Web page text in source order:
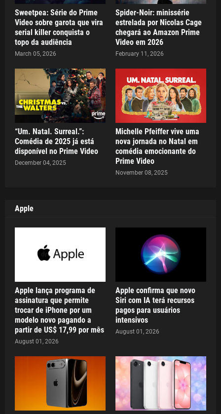
Sweetpea: Série do Prime
Video sobre garota que vira
serial killer conquista o
topo da audiência
March 05, 2026
Spider-Noir: minissérie
estrelada por Nicolas Cage
chegará ao Amazon Prime
Video em 2026
February 11, 2026
“Um. Natal. Surreal.”:
Comédia de 2025 já está
disponível no Prime Video
December 04, 2025
Michelle Pfeiffer vive uma
nova jornada no Natal em
comédia emocionante do
Prime Video
November 08, 2025
Apple
Apple lança programa de
assinatura que permite
trocar de iPhone por um
modelo novo pagando a
partir de US$ 17,99 por mês
August 01, 2026
Apple confirma que novo
Siri com IA terá recursos
pagos para usuários
intensivos
August 01, 2026